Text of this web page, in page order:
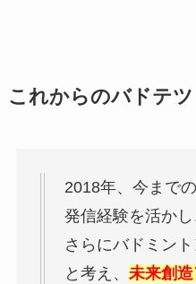
これからのバドテツ
2018年、今まで
発信経験を活かし
さらにバドミン
と考え、 未来創